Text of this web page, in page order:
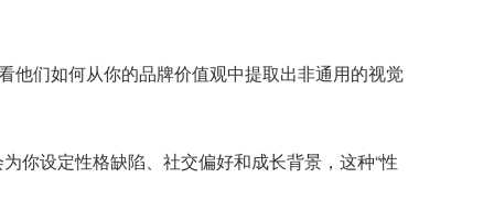
他们如何从你的品牌价值观中提取出非通用的视觉
你设定性格缺陷、社交偏好和成长背景，这种“性